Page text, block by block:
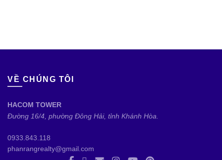
VỀ CHÚNG TÔI
HACOM TOWER
Đường 16/4, phường Đông Hải, tỉnh Khánh Hòa.
0933.843.118
phanrangrealty@gmail.com